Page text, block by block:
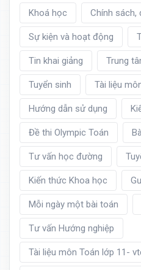
Khoá học Chính sách,
Sự kiện và hoạt động
Tin khai giảng Trung
Tuyển sinh Tài liệu
Hướng dẫn sử dụng
Đề thi Olympic Toán
Tư vấn học đường
Kiến thức Khoa học
Mỗi ngày một bài toán
Tư vấn Hướng nghiệp
Tài liệu môn Toán lớp 11-